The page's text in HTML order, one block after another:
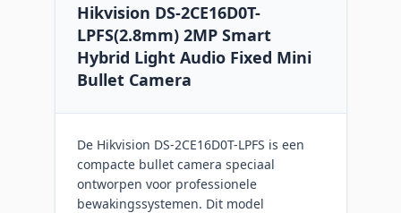
Hikvision DS-2CE16D0T-
LPFS(2.8mm) 2MP Smart
Hybrid Light Audio Fixed Mini
Bullet Camera
De Hikvision DS-2CE16D0T-LPFS is een
compacte bullet camera speciaal
ontworpen voor professionele
bewakingssystemen. Dit model